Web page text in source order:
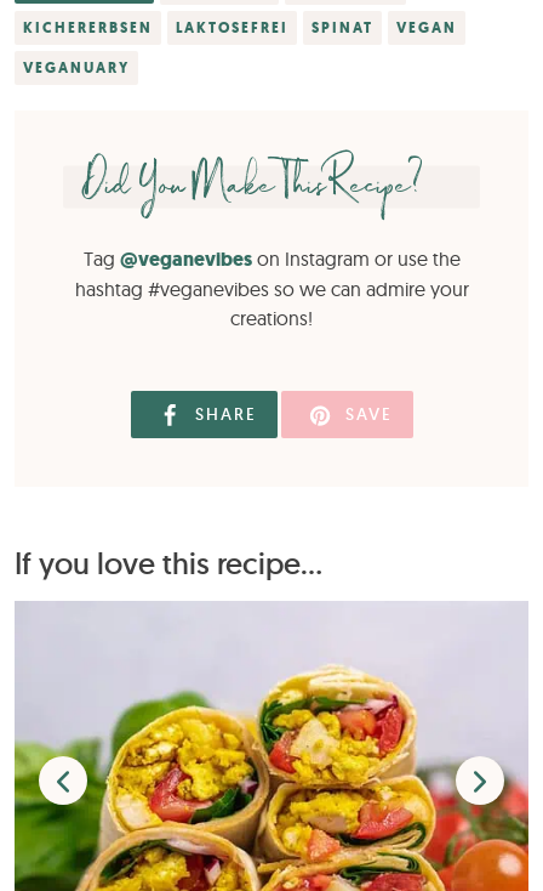
KICHERERBSEN LAKTOSEFREI SPINAT VEGAN
VEGANUARY
Did You Make This Recipe?
Tag @veganevibeson Instagram or use the
hashtag #veganevibes so we can admire your
creations!
SHARE SAVE
If you love this recipe...